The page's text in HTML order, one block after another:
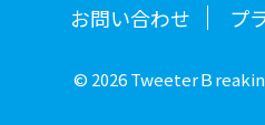
お問い合わせ プ
© 2026 TweeterＢ